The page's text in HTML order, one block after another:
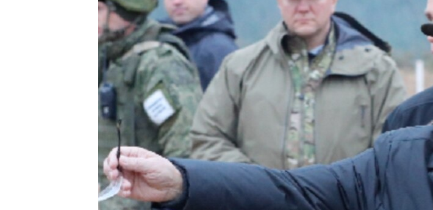
КРЫМ.НЕПОКОРЕННЫЙ
УКРАИНСКАЯ ПРОБЛЕМА КРЫМА